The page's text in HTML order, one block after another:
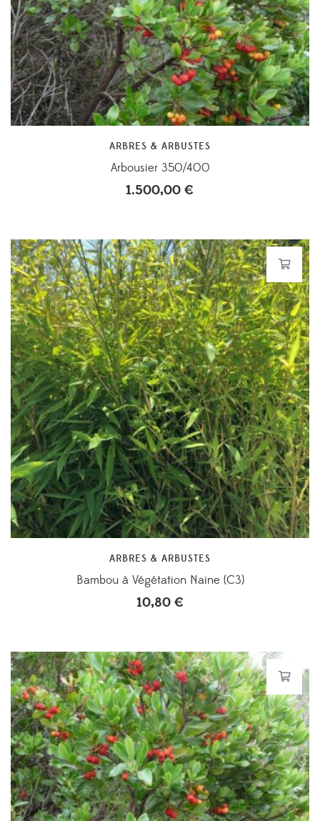
ARBRES & ARBUSTES
Arbousier 350/400
1.500,00 €
ARBRES & ARBUSTES
Bambou à Végétation Naine (C3)
10,80 €